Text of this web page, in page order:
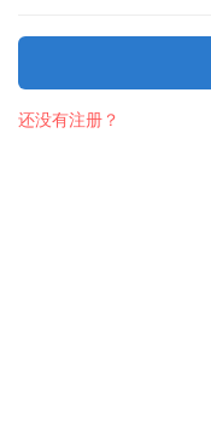
还没有注册？